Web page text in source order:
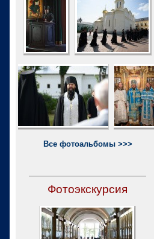
Все фотоальбомы >>>
Фотоэкскурсия